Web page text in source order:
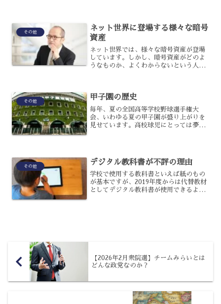
か？事前に備えるために、知...
その他
ネット世界に登場する様々な暗号
資産
ネット世界では、様々な暗号資産が登場
しています。しかし、暗号資産がどのよ
うなものか、よくわからないという人も
いて解説します。暗号資産...
その他 甲子園の歴史
毎年、夏の全国高等学校野球選手権大
会、いわゆる夏の甲子園が盛り上がりを
見せています。高校球児にとっては夢の
か？甲子園球場の歴史、および...
その他 デジタル教科書が不評の理由
学校で使用する教科書といえば紙のもの
が基本ですが、2019年度からは代替教材
としてデジタル教科書が使用できるよう
【2026年2月衆院選】チームみらいとは
どんな政党なのか？